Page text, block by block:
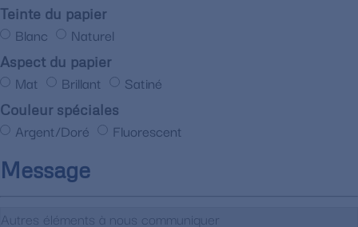
Teinte du papier
Blanc Naturel
Aspect du papier
Mat Brillant Satiné
Couleur spéciales
Argent/Doré Fluorescent
Message